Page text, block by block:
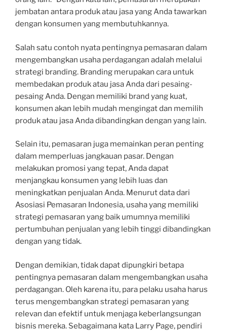
jembatan antara produk atau jasa yang Anda tawarkan
dengan konsumen yang membutuhkannya.
Salah satu contoh nyata pentingnya pemasaran dalam
mengembangkan usaha perdagangan adalah melalui
strategi branding. Branding merupakan cara untuk
membedakan produk atau jasa Anda dari pesaing-
pesaing Anda. Dengan memiliki brand yang kuat,
konsumen akan lebih mudah mengingat dan memilih
produk atau jasa Anda dibandingkan dengan yang lain.
Selain itu, pemasaran juga memainkan peran penting
dalam memperluas jangkauan pasar. Dengan
melakukan promosi yang tepat, Anda dapat
menjangkau konsumen yang lebih luas dan
meningkatkan penjualan Anda. Menurut data dari
Asosiasi Pemasaran Indonesia, usaha yang memiliki
strategi pemasaran yang baik umumnya memiliki
pertumbuhan penjualan yang lebih tinggi dibandingkan
dengan yang tidak.
Dengan demikian, tidak dapat dipungkiri betapa
pentingnya pemasaran dalam mengembangkan usaha
perdagangan. Oleh karena itu, para pelaku usaha harus
terus mengembangkan strategi pemasaran yang
relevan dan efektif untuk menjaga keberlangsungan
bisnis mereka. Sebagaimana kata Larry Page, pendiri